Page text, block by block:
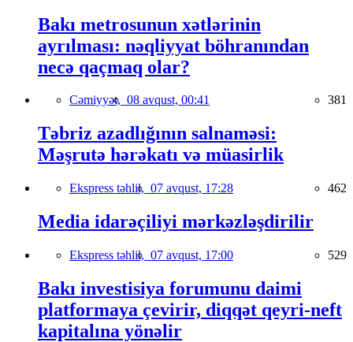
Bakı metrosunun xətlərinin
ayrılması: nəqliyyat böhranından
necə qaçmaq olar?
Cəmiyyət, 08 avqust, 00:41 381
Təbriz azadlığının salnaməsi:
Məşrutə hərəkatı və müasirlik
Ekspress təhlil, 07 avqust, 17:28 462
Media idarəçiliyi mərkəzləşdirilir
Ekspress təhlil, 07 avqust, 17:00 529
Bakı investisiya forumunu daimi
platformaya çevirir, diqqət qeyri-neft
kapitalına yönəlir